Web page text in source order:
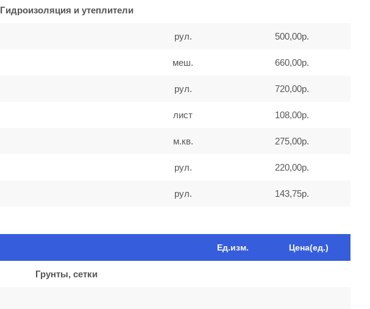
Гидроизоляция и утеплители
рул. 500,00р.
меш. 660,00р.
рул. 720,00р.
лист 108,00р.
м.кв. 275,00р.
рул. 220,00р.
рул. 143,75р.
Ед.изм. Цена(ед.)
Грунты, сетки